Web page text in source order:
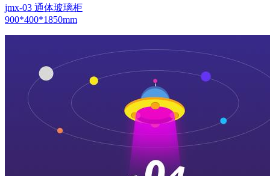
jmx-03 通体玻璃柜
900*400*1850mm